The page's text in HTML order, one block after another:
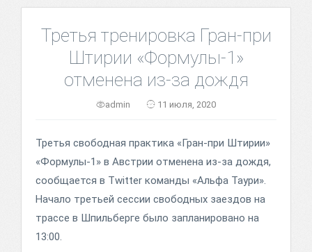
Третья тренировка Гран-при
Штирии «Формулы-1»
отменена из-за дождя
admin 11 июля, 2020
Третья свободная практика «Гран-при Штирии»
«Формулы-1» в Австрии отменена из-за дождя,
сообщается в Twitter команды «Альфа Таури».
Начало третьей сессии свободных заездов на
трассе в Шпильберге было запланировано на
13:00.